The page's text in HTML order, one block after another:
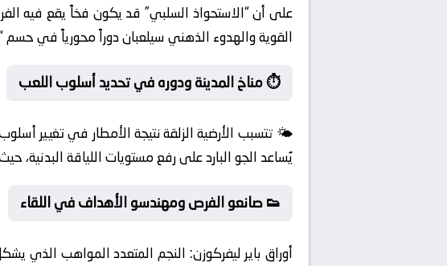
على أن “الاستحواذ السلبي” قد يكون فخاً يقع فيه
القوية والهدوء الذهني سيلعبان دوراً محورياً في
⏱️ مناخ المدينة ودوره في تحديد أسلوب اللعب
🌤️ تتسبب الأرضية الزلقة نتيجة الأمطار في تغيير
يُساعد الجو البارد على رفع مستويات اللياقة
👟 صانعو الفرص ومهندسو الأهداف في اللقاء
أوراق باير ليفركوزن: النجم المتعدد المواهب الذي